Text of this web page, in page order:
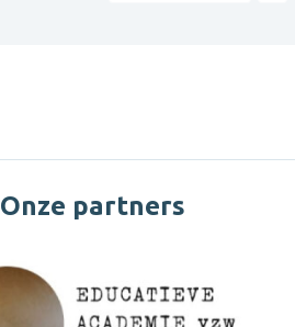
Onze partners